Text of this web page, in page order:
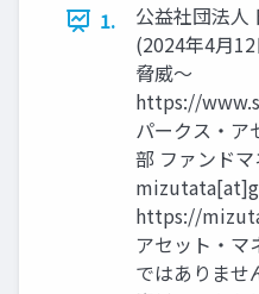
1.
公益社団法人
(2024年4月
脅威～
https://
パークス・ア
部 ファンド
https://
アセット・マ
ではありませ